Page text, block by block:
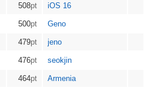
508pt iOS 16
500pt Geno
479pt jeno
476pt seokjin
464pt Armenia